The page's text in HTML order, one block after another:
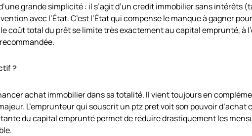
grande simplicité : il s’agit d’un credit immobilier sans intérêts
avec l’État. C’est l’État qui compense le manque à gagner
coût total du prêt se limite très exactement au capital emprunté, à
?
achat immobilier dans sa totalité. Il vient toujours en
L’emprunteur qui souscrit un ptz pret voit son pouvoir
du capital emprunté permet de réduire drastiquement les